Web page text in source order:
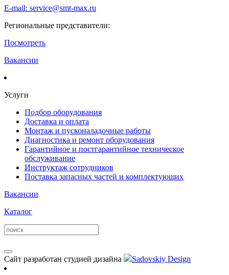
E-mail: service@smt-max.ru
Региональные представители:
Посмотреть
Вакансии
Услуги
Подбор оборудования
Доставка и оплата
Монтаж и пусконаладочные работы
Диагностика и ремонт оборудования
Гарантийное и постгарантийное техническое
обслуживание
Инструктаж сотрудников
Поставка запасных частей и комплектующих
Вакансии
Каталог
Сайт разработан студией дизайна Sadovskiy Design